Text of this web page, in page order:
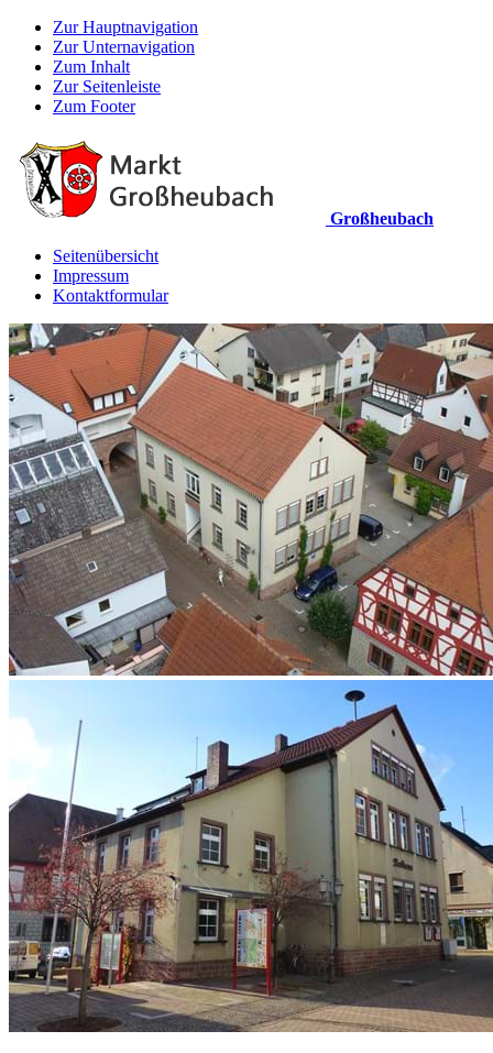
Zur Hauptnavigation
Zur Unternavigation
Zum Inhalt
Zur Seitenleiste
Zum Footer
Großheubach
Seitenübersicht
Impressum
Kontaktformular